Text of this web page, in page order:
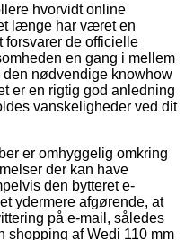
hvorvidt online
længe har været en
forsvarer de officielle
en gang i mellem
nødvendige knowhow
er en rigtig god anledning
vanskeligheder ved dit
er omhyggelig omkring
der kan have
den bytteret e-
ydermere afgørende, at
på e-mail, således
shopping af Wedi 110 mm